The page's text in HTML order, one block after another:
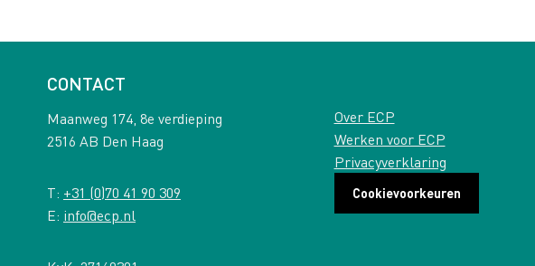
CONTACT
Maanweg 174, 8e verdieping
2516 AB Den Haag
T: +31 (0)70 41 90 309
E: info@ecp.nl
Over ECP
Werken voor ECP
Privacyverklaring
Cookievoorkeuren